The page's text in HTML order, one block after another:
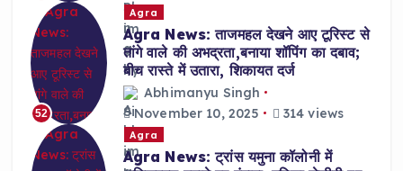
52
Agra
Agra News: ताजमहल देखने आए टूरिस्ट से
तांगे वाले की अभद्रता,बनाया शॉपिंग का दबाव;
बीच रास्ते में उतारा, शिकायत दर्ज
Abhimanyu Singh
November 10, 2025
314 views
Agra
Agra News: ट्रांस यमुना कॉलोनी में